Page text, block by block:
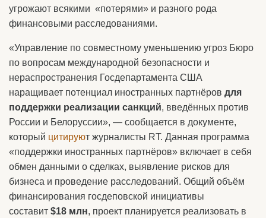
угрожают всякими «потерями» и разного рода
финансовыми расследованиями.
«Управление по совместному уменьшению угроз Бюро
по вопросам международной безопасности и
нераспространения Госдепартамента США
наращивает потенциал иностранных партнёров для
поддержки реализации санкций, введённых против
России и Белоруссии», — сообщается в документе,
который цитируют журналисты RT. Данная программа
«поддержки иностранных партнёров» включает в себя
обмен данными о сделках, выявление рисков для
бизнеса и проведение расследований. Общий объём
финансирования госдеповской инициативы
составит $18 млн, проект планируется реализовать в